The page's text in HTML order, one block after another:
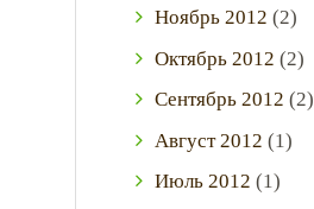
Ноябрь 2012 (2)
Октябрь 2012 (2)
Сентябрь 2012 (2)
Август 2012 (1)
Июль 2012 (1)